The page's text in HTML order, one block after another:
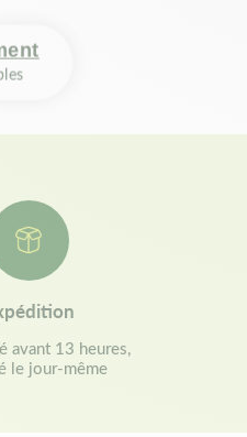
avant 13 heures,
le jour-même